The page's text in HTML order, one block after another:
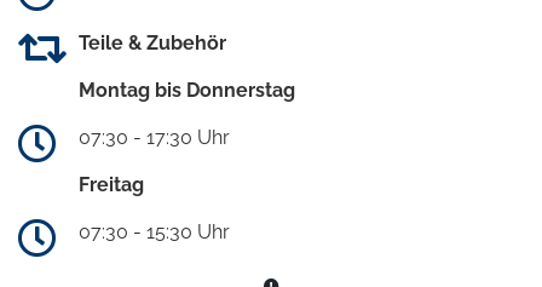
Teile & Zubehör
Montag bis Donnerstag
07:30 - 17:30 Uhr
Freitag
07:30 - 15:30 Uhr